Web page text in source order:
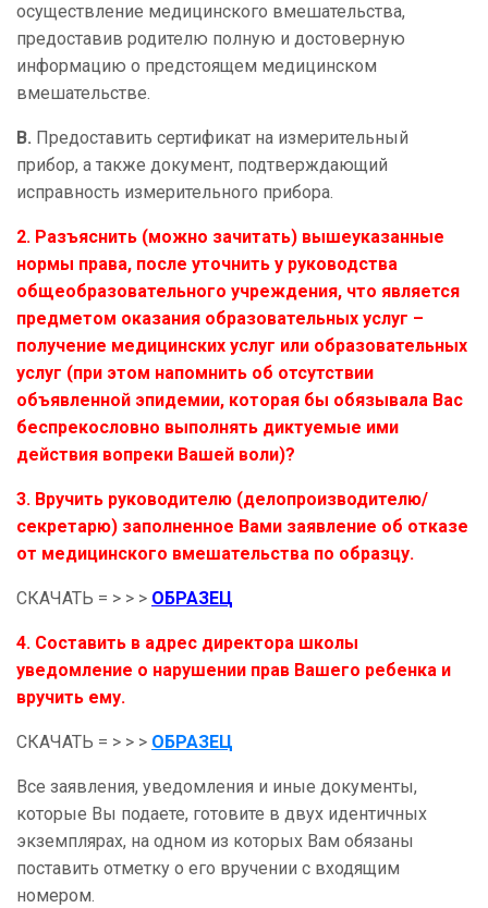
осуществление медицинского вмешательства,
предоставив родителю полную и достоверную
информацию о предстоящем медицинском
вмешательстве.
В. Предоставить сертификат на измерительный
прибор, а также документ, подтверждающий
исправность измерительного прибора.
2. Разъяснить (можно зачитать) вышеуказанные
нормы права, после уточнить у руководства
общеобразовательного учреждения, что является
предметом оказания образовательных услуг –
получение медицинских услуг или образовательных
услуг (при этом напомнить об отсутствии
объявленной эпидемии, которая бы обязывала Вас
беспрекословно выполнять диктуемые ими
действия вопреки Вашей воли)?
3. Вручить руководителю (делопроизводителю/
секретарю) заполненное Вами заявление об отказе
от медицинского вмешательства по образцу.
СКАЧАТЬ = > > > ОБРАЗЕЦ
4. Составить в адрес директора школы
уведомление о нарушении прав Вашего ребенка и
вручить ему.
СКАЧАТЬ = > > > ОБРАЗЕЦ
Все заявления, уведомления и иные документы,
которые Вы подаете, готовите в двух идентичных
экземплярах, на одном из которых Вам обязаны
поставить отметку о его вручении с входящим
номером.